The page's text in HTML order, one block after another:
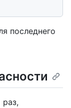
последнего